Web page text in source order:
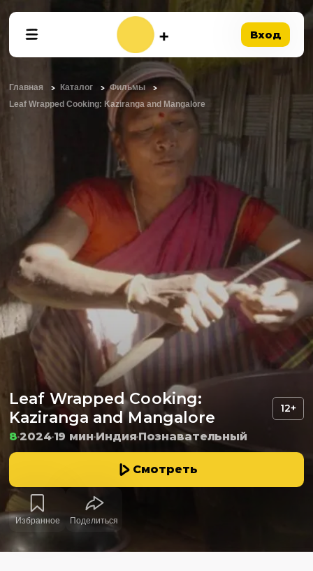
Вход
Главная Каталог
Фильмы
Leaf Wrapped Cooking: Kaziranga and Mangalore
Leaf Wrapped Cooking:
Kaziranga and Mangalore
12+
8 202419 мин ИндияПознавательный
Смотреть
Избранное Поделиться